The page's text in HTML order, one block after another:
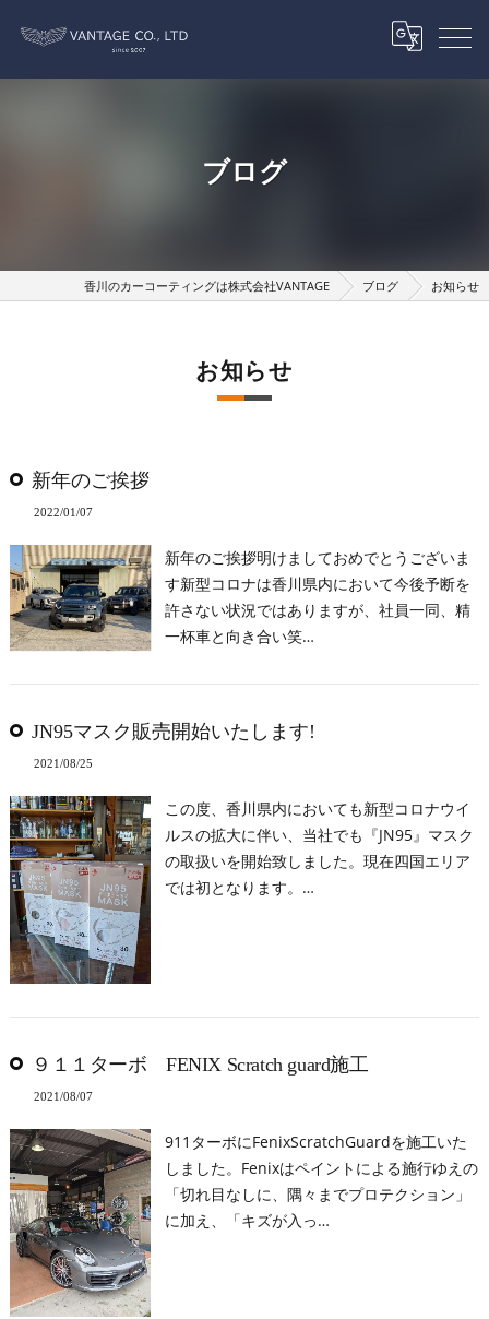
ブログ
香川のカーコーティングは株式会社VANTAGE ブログ お知らせ
お知らせ
新年のご挨拶
2022/01/07
新年のご挨拶明けましておめでとうございま
す新型コロナは香川県内において今後予断を
許さない状況ではありますが、社員一同、精
一杯車と向き合い笑…
JN95マスク販売開始いたします!
2021/08/25
この度、香川県内においても新型コロナウイ
ルスの拡大に伴い、当社でも『JN95』マスク
の取扱いを開始致しました。現在四国エリア
では初となります。…
９１１ターボ FENIX Scratch guard施工
2021/08/07
911ターボにFenixScratchGuardを施工いた
しました。Fenixはペイントによる施行ゆえの
「切れ目なしに、隅々までプロテクション」
に加え、「キズが入っ…